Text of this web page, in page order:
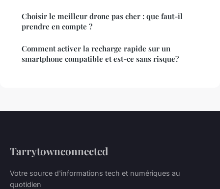
Choisir le meilleur drone pas cher : que faut-il
prendre en compte ?
Comment activer la recharge rapide sur un
smartphone compatible et est-ce sans risque?
Tarrytownconnected
Votre source d'informations tech et numériques au
quotidien